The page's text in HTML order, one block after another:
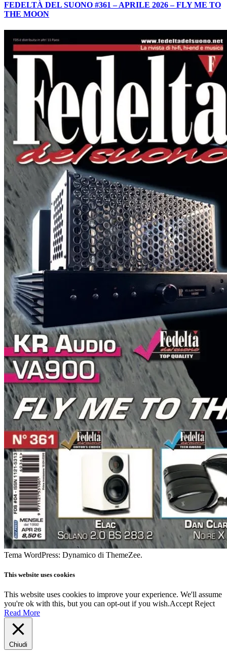
FEDELTÀ DEL SUONO #361 – APRILE 2026 – FLY ME TO
THE MOON
Tema WordPress: Dynamico di ThemeZee.
This website uses cookies
This website uses cookies to improve your experience. We'll assume
you're ok with this, but you can opt-out if you wish.Accept Reject
Read More
Chiudi